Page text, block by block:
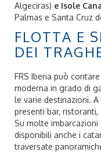
Algeciras) e Isole
Palmas e Santa Cruz
FLOTTA E
DEI
FRS Iberia può
moderna in grado di
le varie destinazioni.
presenti bar,
Su molte
disponibili anche i
traversate